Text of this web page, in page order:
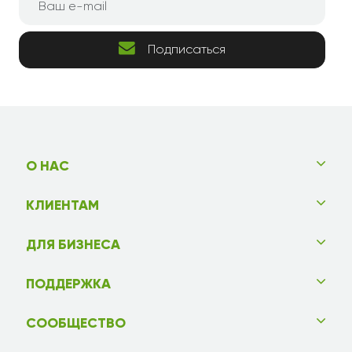
Подписаться
О НАС
КЛИЕНТАМ
ДЛЯ БИЗНЕСА
ПОДДЕРЖКА
СООБЩЕСТВО